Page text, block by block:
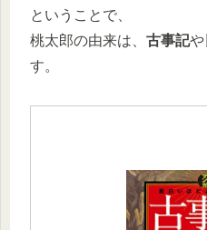
ということで、
桃太郎の由来は、 古事記や
す。